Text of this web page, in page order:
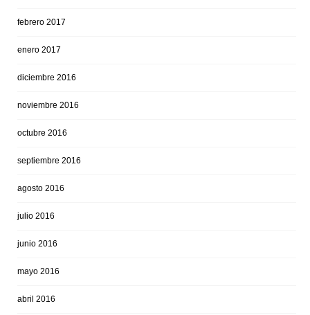
febrero 2017
enero 2017
diciembre 2016
noviembre 2016
octubre 2016
septiembre 2016
agosto 2016
julio 2016
junio 2016
mayo 2016
abril 2016